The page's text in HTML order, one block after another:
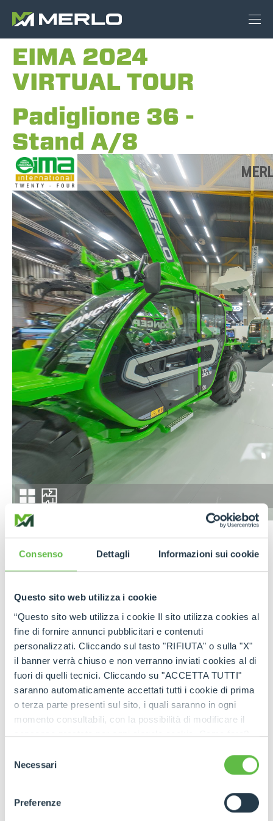
Consenso Dettagli Informazioni sui cookie
Questo sito web utilizza i cookie
“Questo sito web utilizza i cookie Il sito utilizza cookies al
fine di fornire annunci pubblicitari e contenuti
personalizzati. Cliccando sul tasto "RIFIUTA" o sulla "X"
il banner verrà chiuso e non verranno inviati cookies al di
fuori di quelli tecnici. Cliccando su "ACCETTA TUTTI"
saranno automaticamente accettati tutti i cookie di prima
o terza parte presenti sul sito, i quali saranno in ogni
momento consultabili, con la possibilità di modificare il
consenso prestato per ogni singolo cookie. Come fare?
ogni pagina, selezionare "Modifichi il suo consenso" e
dell'informativa completa nel footer presente in ogni
pagina. Per esercitare i diritti riconosciuti all'interessato ai
delNecessari
Preferenze
EIMA 2024
VIRTUAL TOUR
Padiglione 36 -
Stand A/8
Seguici suFacebookeInstagramper
tutti gli aggiornamenti in tempo reale!